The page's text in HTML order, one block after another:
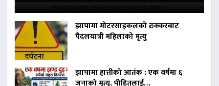
झापामा मोटरसाइकलको ठक्करबाट
पैदलयात्री महिलाको मृत्यु
झापामा हात्तीको आतंक : एक वर्षमा ६